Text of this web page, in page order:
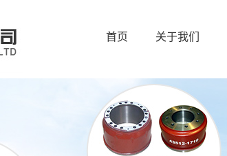
首页 关于我们